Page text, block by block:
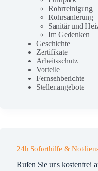
Rohrreinigung
Rohrsanierung
Sanitär und
Im Gedenken
Geschichte
Zertifikate
Arbeitsschutz
Vorteile
Fernsehberichte
Stellenangebote
24h Soforthilfe &
Rufen Sie uns kostenfrei